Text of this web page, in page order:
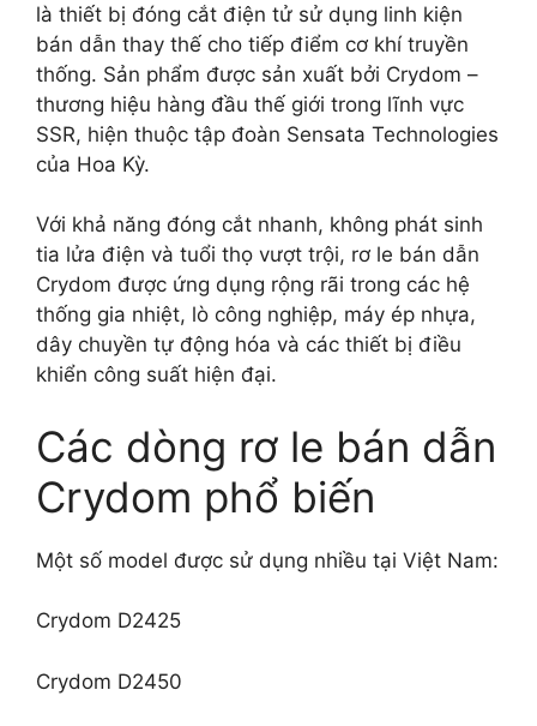
là thiết bị đóng cắt điện tử sử dụng linh kiện
bán dẫn thay thế cho tiếp điểm cơ khí truyền
thống. Sản phẩm được sản xuất bởi Crydom –
thương hiệu hàng đầu thế giới trong lĩnh vực
SSR, hiện thuộc tập đoàn Sensata Technologies
của Hoa Kỳ.
Với khả năng đóng cắt nhanh, không phát sinh
tia lửa điện và tuổi thọ vượt trội, rơ le bán dẫn
Crydom được ứng dụng rộng rãi trong các hệ
thống gia nhiệt, lò công nghiệp, máy ép nhựa,
dây chuyền tự động hóa và các thiết bị điều
khiển công suất hiện đại.
Các dòng rơ le bán dẫn
Crydom phổ biến
Một số model được sử dụng nhiều tại Việt Nam:
Crydom D2425
Crydom D2450